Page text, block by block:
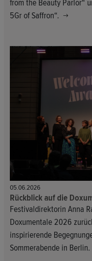
from the Beauty Parlor“
5Gr of Saffron“.
05.06.2026
Rückblick auf die
Festivaldirektorin Anna
Doxumentale 2026
inspirierende
Sommerabende in Berlin.